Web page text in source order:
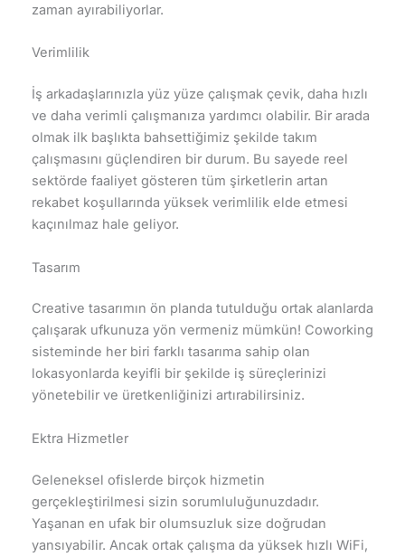
zaman ayırabiliyorlar.
Verimlilik
İş arkadaşlarınızla yüz yüze çalışmak çevik, daha hızlı
ve daha verimli çalışmanıza yardımcı olabilir. Bir arada
olmak ilk başlıkta bahsettiğimiz şekilde takım
çalışmasını güçlendiren bir durum. Bu sayede reel
sektörde faaliyet gösteren tüm şirketlerin artan
rekabet koşullarında yüksek verimlilik elde etmesi
kaçınılmaz hale geliyor.
Tasarım
Creative tasarımın ön planda tutulduğu ortak alanlarda
çalışarak ufkunuza yön vermeniz mümkün! Coworking
sisteminde her biri farklı tasarıma sahip olan
lokasyonlarda keyifli bir şekilde iş süreçlerinizi
yönetebilir ve üretkenliğinizi artırabilirsiniz.
Ektra Hizmetler
Geleneksel ofislerde birçok hizmetin
gerçekleştirilmesi sizin sorumluluğunuzdadır.
Yaşanan en ufak bir olumsuzluk size doğrudan
yansıyabilir. Ancak ortak çalışma da yüksek hızlı WiFi,